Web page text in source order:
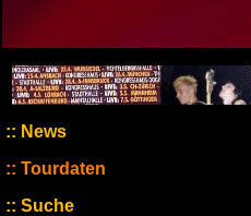
News
Tourdaten
Suche